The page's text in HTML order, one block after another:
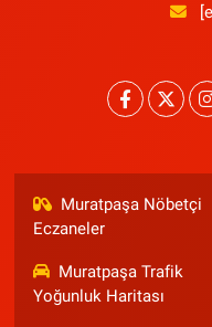
Muratpaşa Nöbetçi
Eczaneler
Muratpaşa Trafik
Yoğunluk Haritası